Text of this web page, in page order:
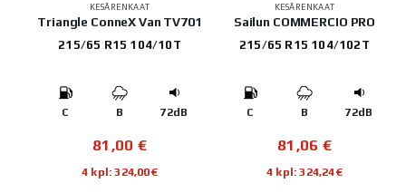
KESÄRENKAAT
Triangle ConneX Van TV701
215/65 R15 104/10T
C B 72dB
81,00 €
4 kpl: 324,00€
KESÄRENKAAT
Sailun COMMERCIO PRO
215/65 R15 104/102T
C B 72dB
81,06 €
4 kpl: 324,24€